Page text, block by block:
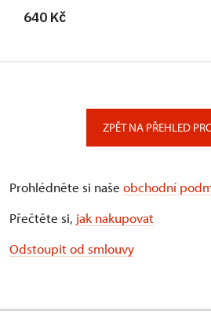
640 Kč
ZPĚT NA PŘEHLED
Prohlédněte si naše obchodní
Přečtěte si, jak nakupovat
Odstoupit od smlouvy